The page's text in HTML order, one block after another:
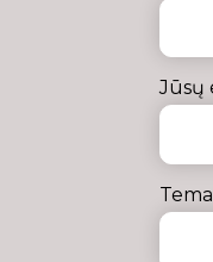
Jūsų